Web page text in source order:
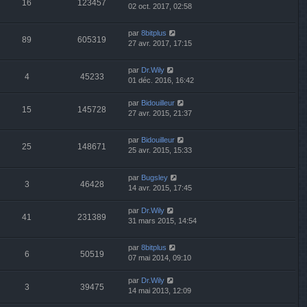
16 123457
02 oct. 2017, 02:58
89 605319
par 8bitplus
27 avr. 2017, 17:15
4 45233
par Dr.Wily
01 déc. 2016, 16:42
15 145728
par Bidouilleur
27 avr. 2015, 21:37
25 148671
par Bidouilleur
25 avr. 2015, 15:33
3 46428
par Bugsley
14 avr. 2015, 17:45
41 231389
par Dr.Wily
31 mars 2015, 14:54
6 50519
par 8bitplus
07 mai 2014, 09:10
3 39475
par Dr.Wily
14 mai 2013, 12:09